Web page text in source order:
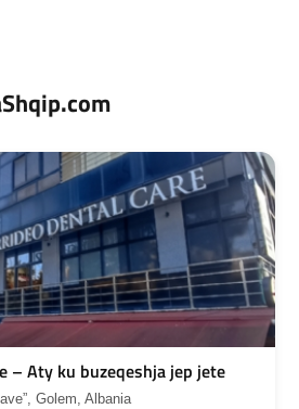
– Aty ku buzeqeshja jep jete
Golem, Albania